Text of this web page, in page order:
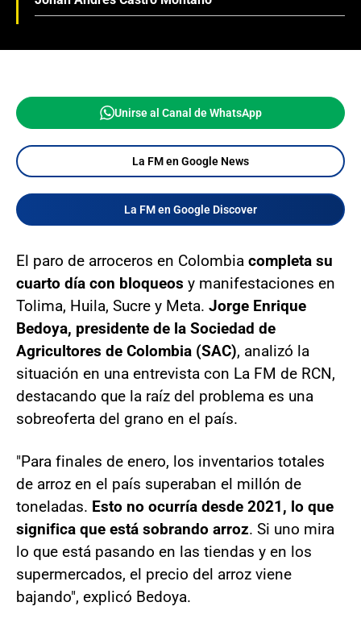
Unirse al Canal de WhatsApp
La FM en Google News
La FM en Google Discover
El paro de arroceros en Colombia completa su
cuarto día con bloqueos y manifestaciones en
Tolima, Huila, Sucre y Meta. Jorge Enrique
Bedoya, presidente de la Sociedad de
Agricultores de Colombia (SAC), analizó la
situación en una entrevista con La FM de RCN,
destacando que la raíz del problema es una
sobreoferta del grano en el país.
"Para finales de enero, los inventarios totales
de arroz en el país superaban el millón de
toneladas. Esto no ocurría desde 2021, lo que
significa que está sobrando arroz. Si uno mira
lo que está pasando en las tiendas y en los
supermercados, el precio del arroz viene
bajando", explicó Bedoya.